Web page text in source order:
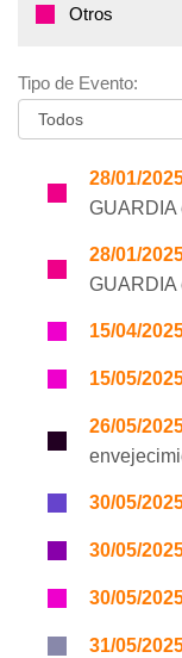
Otros
Tipo de Evento:
28/01/
GUARDIA
28/01/
GUARDIA
15/04/
15/05/
26/05/
30/05/
30/05/
30/05/
31/05/